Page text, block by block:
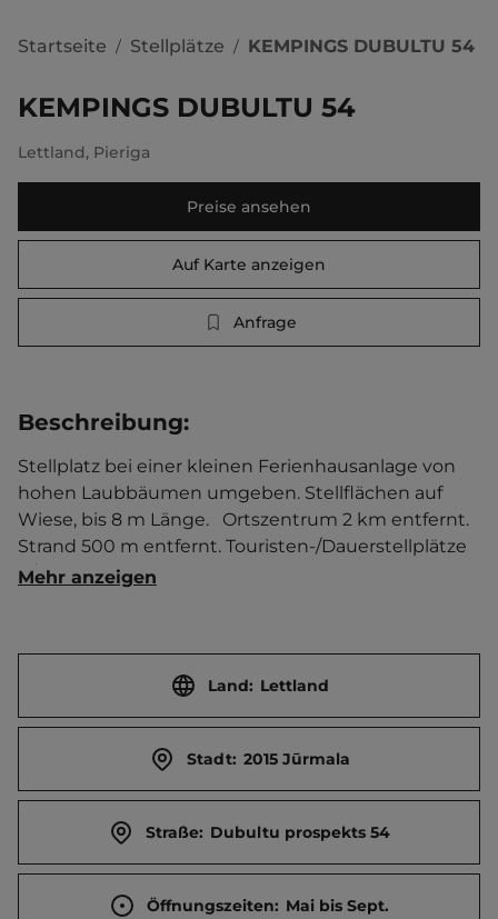
Startseite / Stellplätze / KEMPINGS DUBULTU 54
KEMPINGS DUBULTU 54
Lettland, Pieriga
Preise ansehen
Auf Karte anzeigen
Anfrage
Beschreibung:
Stellplatz bei einer kleinen Ferienhausanlage von
hohen Laubbäumen umgeben. Stellflächen auf
Wiese, bis 8 m Länge.   Ortszentrum 2 km entfernt.
Strand 500 m entfernt. Touristen-/Dauerstellplätze
4/0.
Mehr anzeigen
Land: Lettland
Stadt: 2015 Jūrmala
Straße: Dubultu prospekts 54
Öffnungszeiten: Mai bis Sept.